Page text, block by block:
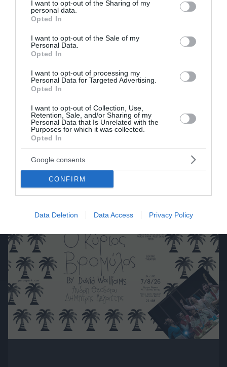
not limited to your visit or usage behaviour. You may click to
grant or deny consent to Google and its third-party tags to
use your data for below specified purposes in below Google
consent section.
I want to opt-out of the Sharing of my
personal data.
Opted In
I want to opt-out of the Sale of my
Personal Data.
Opted In
I want to opt-out of processing my
Personal Data for Targeted Advertising.
Opted In
I want to opt-out of Collection, Use,
Retention, Sale, and/or Sharing of my
Personal Data that Is Unrelated with the
Purposes for which it was collected.
Opted In
Google consents
CONFIRM
Data Deletion Data Access Privacy Policy
Ο συγγραφέας Μάκης Τσίτας στο
βιβλιοπωλείο Αναγέννηση της Πάρου,
Κυριακή 9 Αυγούστου 2026, στις 20:00 !